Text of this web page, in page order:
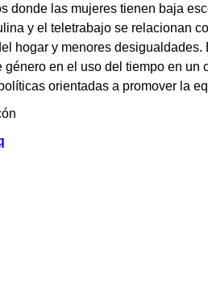
donde las mujeres tienen baja
y el teletrabajo se relacionan
hogar y menores desigualdades.
en el uso del tiempo en un
orientadas a promover la